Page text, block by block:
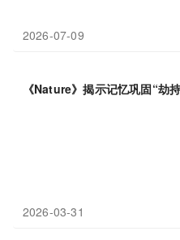
2026-07-09
《Nature》揭示记忆巩固“劫
2026-03-31